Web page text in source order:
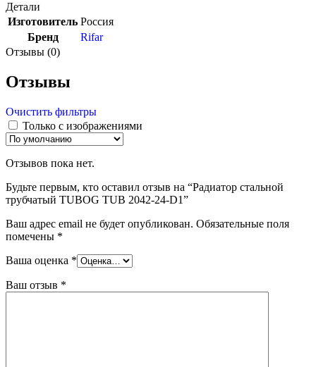
Детали
Изготовитель Россия
Бренд
Rifar
Отзывы (0)
Отзывы
Очистить фильтры
Только с изображениями
Отзывов пока нет.
Будьте первым, кто оставил отзыв на “Радиатор стальной
трубчатый TUBOG TUB 2042-24-D1”
Ваш адрес email не будет опубликован. Обязательные поля
помечены *
Ваша оценка *
Ваш отзыв *